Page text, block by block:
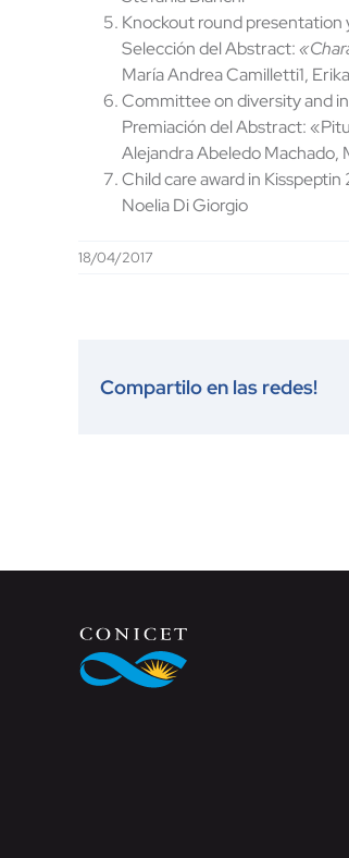
Knockout round presentation
Selección del Abstract:
María Andrea Camilletti1,
Committee on diversity and
Premiación del Abstract:
Alejandra Abeledo Machado,
Child care award in
Noelia Di Giorgio
18/04/2017
Compartilo en las redes!